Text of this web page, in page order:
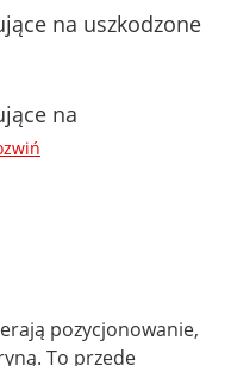
na uszkodzone
na
pozycjonowanie,
To przede